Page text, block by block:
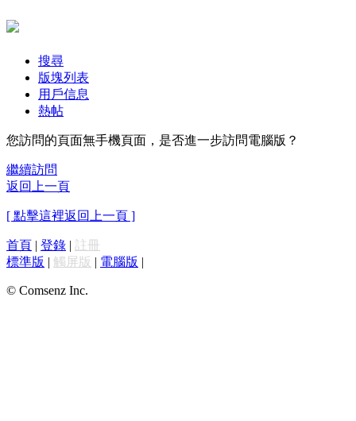
搜尋
版塊列表
用戶信息
熱帖
您訪問的頁面無手機頁面，是否進一步訪問電腦版？
繼續訪問
返回上一頁
[ 點擊這裡返回上一頁 ]
首頁 | 登錄 | 註冊
標準版 | 觸屏版 | 電腦版 |
© Comsenz Inc.